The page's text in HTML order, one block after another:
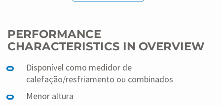
PERFORMANCE
CHARACTERISTICS IN OVERVIEW
Disponível como medidor de
calefação/resfriamento ou combinados
Menor altura